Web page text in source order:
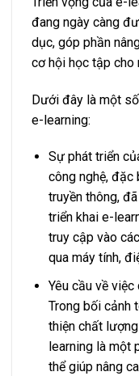
đang ngày càng
dục, góp phần
cơ hội học tập cho
Dưới đây là một
e-learning:
Sự phát triển
công nghệ, đặc
truyền thông,
triển khai e-
truy cập vào
qua máy tính,
Yêu cầu về
Trong bối cảnh
thiện chất
learning là một
thể giúp nâng